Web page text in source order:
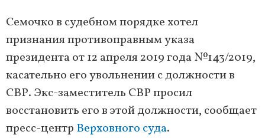
Семочко в судебном порядке хотел
признания противоправным указа
президента от 12 апреля 2019 года №143/2019,
касательно его увольнении с должности в
СВР. Экс-заместитель СВР просил
восстановить его в этой должности, сообщает
пресс-центр Верховного суда.